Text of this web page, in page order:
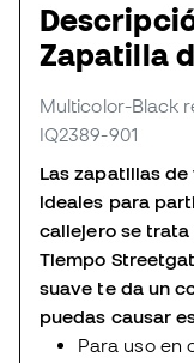
Zapatilla
Multicolor-Black
IQ2389-901
Las zapatillas
ideales para
callejero se trata
Tiempo
suave te da un
puedas causar
Para uso en